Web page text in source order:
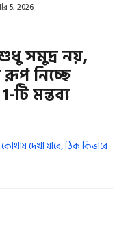
5, 2026
সমুদ্র নয়,
রূপ নিচ্ছে
টি মন্তব্য
দেখা যাবে, ঠিক কিভাবে